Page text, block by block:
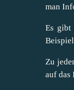
man
Es gibt
Zu
auf das